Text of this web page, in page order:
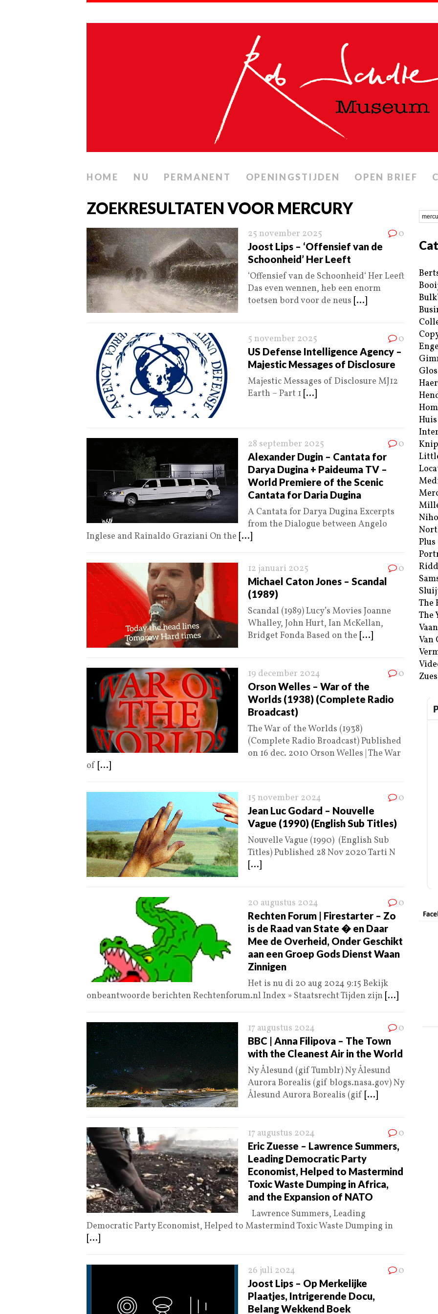
HOME NU PERMANENT OPENINGSTIJDEN OPEN BRIEF
ZOEKRESULTATEN VOOR MERCURY
25 november 2025 0
Joost Lips – ‘Offensief van de
Schoonheid’ Her Leeft
‘Offensief van de Schoonheid‘ Her Leeft
Das even wennen, heb een enorm
toetsen bord voor de neus [...]
5 november 2025 0
US Defense Intelligence Agency –
Majestic Messages of Disclosure
Majestic Messages of Disclosure MJ12
Earth – Part 1 [...]
28 september 2025 0
Alexander Dugin – Cantata for
Darya Dugina + Paideuma TV –
World Premiere of the Scenic
Cantata for Daria Dugina
A Cantata for Darya Dugina Excerpts
from the Dialogue between Angelo
Inglese and Rainaldo Graziani On the [...]
12 januari 2025 0
Michael Caton Jones – Scandal
(1989)
Scandal (1989) Lucy’s Movies Joanne
Whalley, John Hurt, Ian McKellan,
Bridget Fonda Based on the [...]
19 december 2024 0
Orson Welles – War of the
Worlds (1938) (Complete Radio
Broadcast)
The War of the Worlds (1938)
(Complete Radio Broadcast) Published
on 16 dec. 2010 Orson Welles | The War
of [...]
15 november 2024 0
Jean Luc Godard – Nouvelle
Vague (1990) (English Sub Titles)
Nouvelle Vague (1990) (English Sub
Titles) Published 28 Nov 2020 Tarti N
[...]
20 augustus 2024 0
Rechten Forum | Firestarter – Zo
is de Raad van State � en Daar
Mee de Overheid, Onder Geschikt
aan een Groep Gods Dienst Waan
Zinnigen
Het is nu di 20 aug 2024 9:15 Bekijk
onbeantwoorde berichten Rechtenforum.nl Index » Staatsrecht Tijden zijn [...]
17 augustus 2024 0
BBC | Anna Filipova – The Town
with the Cleanest Air in the World
Ny Ålesund (gif Tumblr) Ny Ålesund
Aurora Borealis (gif blogs.nasa.gov) Ny
Ålesund Aurora Borealis (gif [...]
17 augustus 2024 0
Eric Zuesse – Lawrence Summers,
Leading Democratic Party
Economist, Helped to Mastermind
Toxic Waste Dumping in Africa,
and the Expansion of NATO
Lawrence Summers, Leading
Democratic Party Economist, Helped to Mastermind Toxic Waste Dumping in
[...]
26 juli 2024 0
Joost Lips – Op Merkelijke
Plaatjes, Intrigerende Docu,
Belang Wekkend Boek
Plus
The
The
Van